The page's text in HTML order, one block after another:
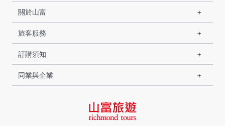
關於山富
旅客服務
訂購須知
同業與企業